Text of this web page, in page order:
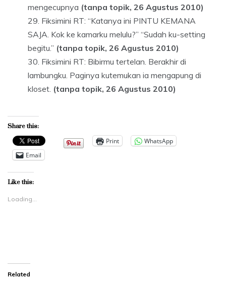
mengecupnya (tanpa topik, 26 Agustus 2010)
Fiksimini RT: “Katanya ini PINTU KEMANA
SAJA. Kok ke kamarku melulu?” “Sudah ku-setting
begitu.” (tanpa topik, 26 Agustus 2010)
Fiksimini RT: Bibirmu tertelan. Berakhir di
lambungku. Paginya kutemukan ia mengapung di
kloset. (tanpa topik, 26 Agustus 2010)
Share this:
Print
WhatsApp
Email
Like this:
Loading...
Related